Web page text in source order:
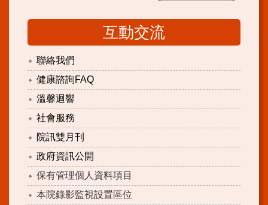
互動交流
聯絡我們
健康諮詢FAQ
溫馨迴響
社會服務
院訊雙月刊
政府資訊公開
保有管理個人資料項目
本院錄影監視設置區位